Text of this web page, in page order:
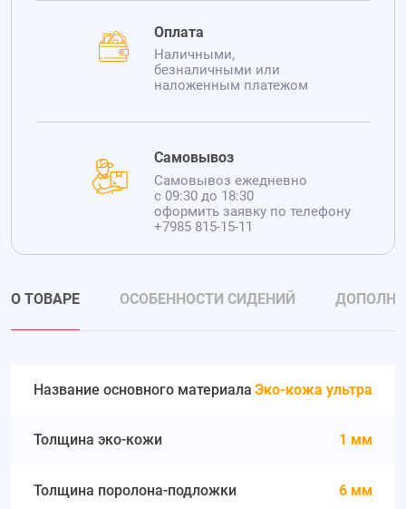
Оплата
Наличными,
безналичными или
наложенным платежом
Самовывоз
Самовывоз ежедневно
с 09:30 до 18:30
оформить заявку по телефону
+7985 815-15-11
О ТОВАРЕ ОСОБЕННОСТИ СИДЕНИЙ
Название основного материала Эко-кожа ультра
Толщина эко-кожи 1 мм
Толщина поролона-подложки 6 мм